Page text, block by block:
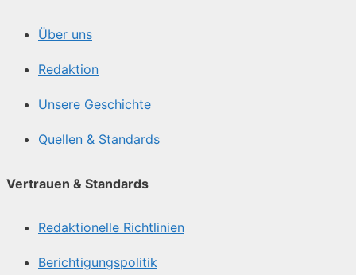
Über uns
Redaktion
Unsere Geschichte
Quellen & Standards
Vertrauen & Standards
Redaktionelle Richtlinien
Berichtigungspolitik